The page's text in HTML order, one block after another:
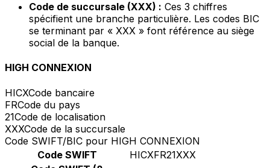
Code de succursale (XXX) : Ces 3 chiffres
spécifient une branche particulière. Les codes BIC
se terminant par « XXX » font référence au siège
social de la banque.
HIGH CONNEXION
HICXCode bancaire
FRCode du pays
21Code de localisation
XXXCode de la succursale
Code SWIFT/BIC pour HIGH CONNEXION
Code SWIFT
HICXFR21XXX